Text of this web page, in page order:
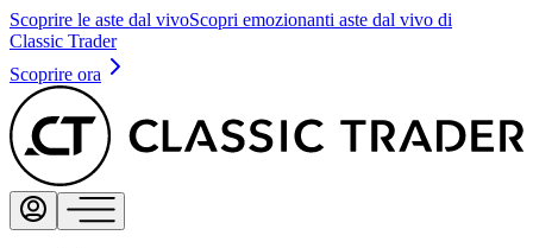
Scoprire le aste dal vivoScopri emozionanti aste dal vivo di
Classic Trader
Scoprire ora